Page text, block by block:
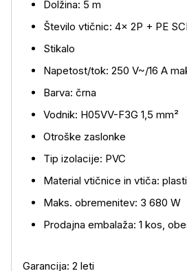
Več o izdelku
Dolžina: 5 m
Število vtičnic: 4× 2P + PE
Stikalo
Napetost/tok: 250 V~/16 A
Barva: črna
Vodnik: H05VV-F3G 1,5 mm²
Otroške zaslonke
Tip izolacije: PVC
Material vtičnice in vtiča:
Maks. obremenitev: 3 680 W
Prodajna embalaža: 1 kos,
Garancija: 2 leti